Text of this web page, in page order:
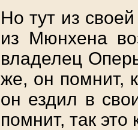
Но тут из
из Мюнхена
владелец
же, он помнит,
он ездил в
помнит, так это